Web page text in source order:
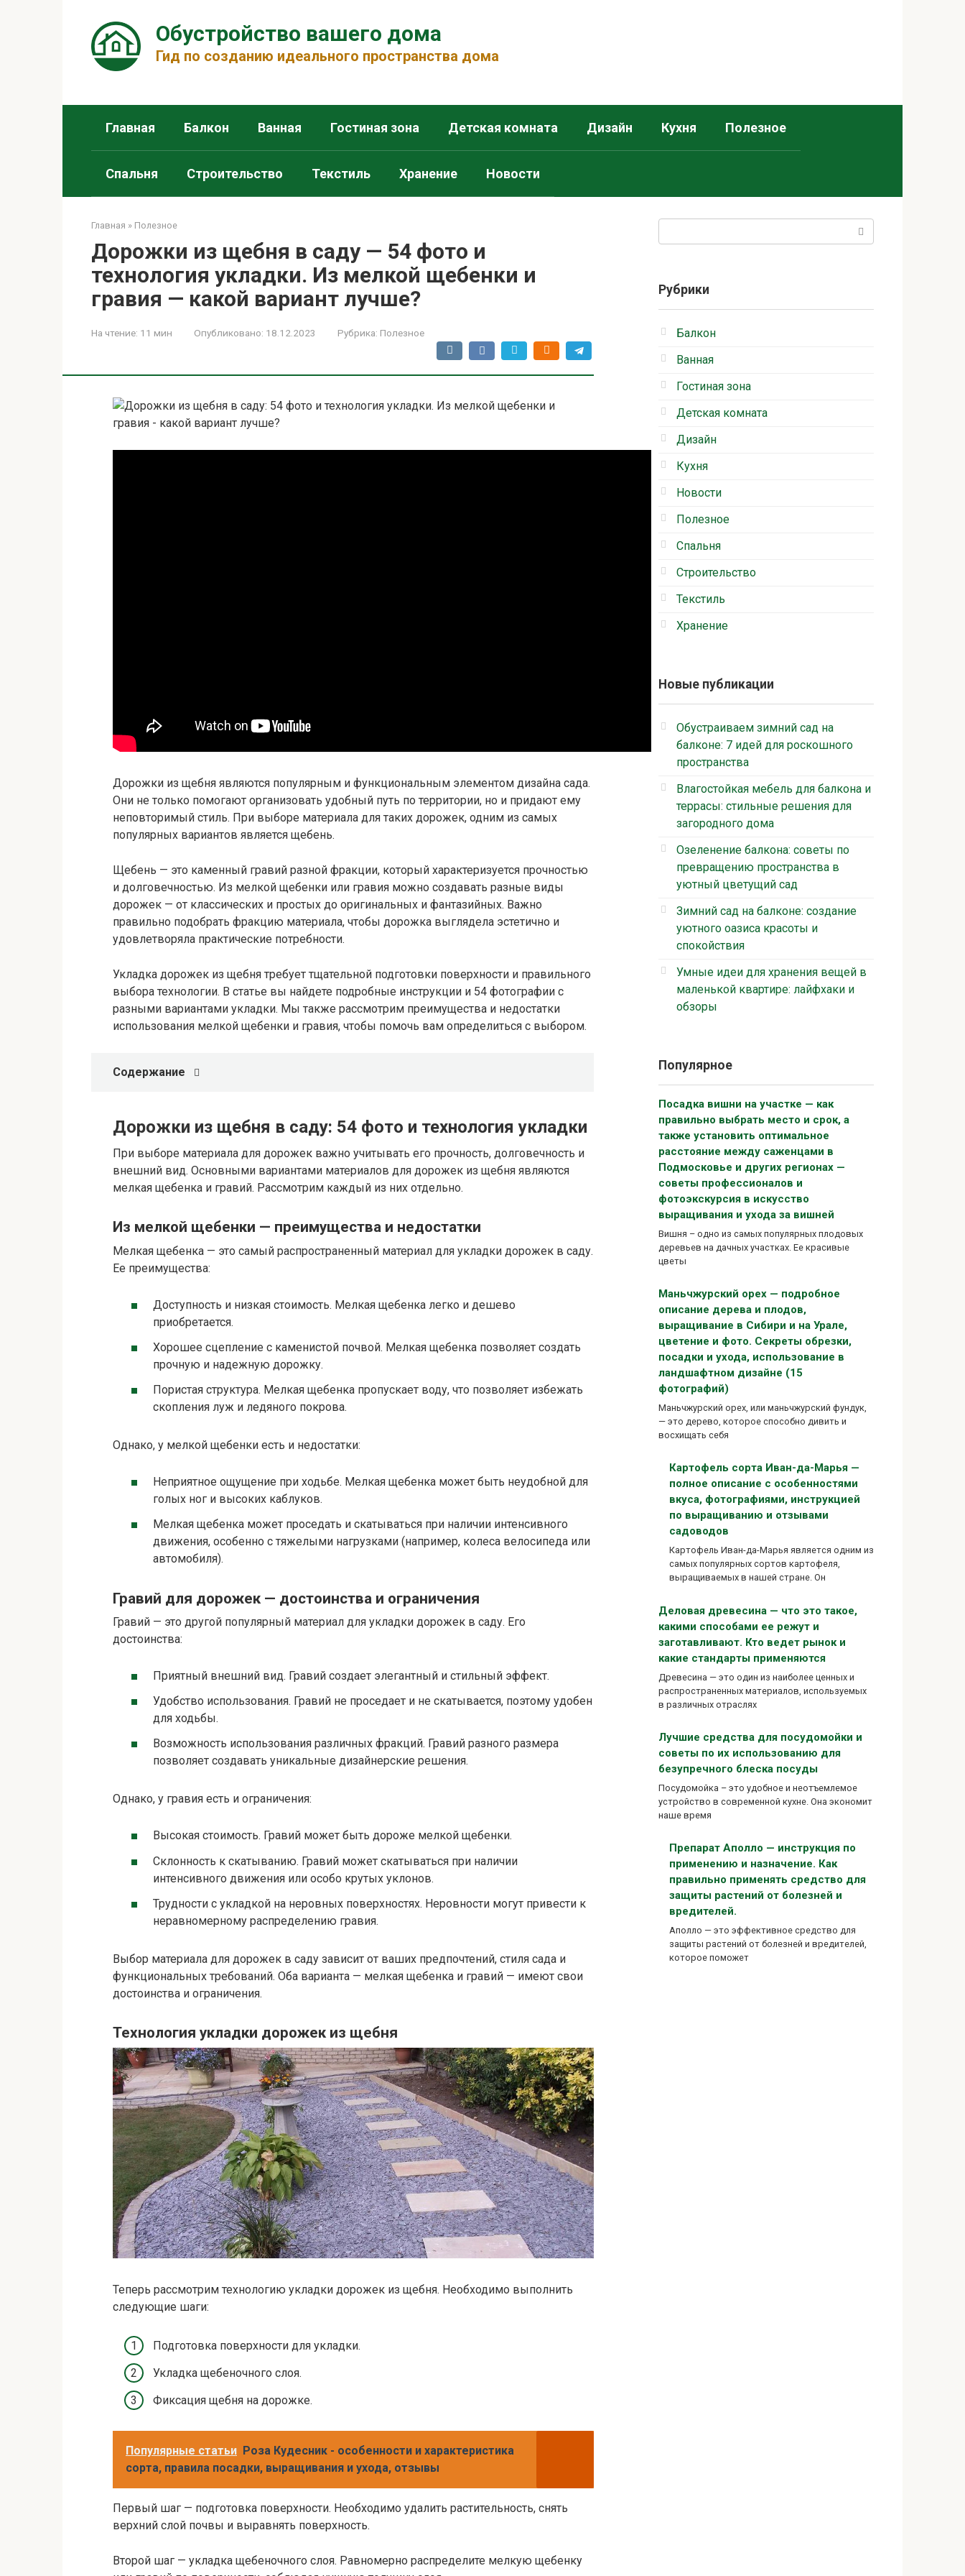
Обустройство вашего дома
Гид по созданию идеального пространства дома
Главная Балкон Ванная Гостиная зона Детская комната Дизайн Кухня Полезное
Спальня Строительство Текстиль Хранение Новости
Главная » Полезное
Дорожки из щебня в саду — 54 фото и
технология укладки. Из мелкой щебенки и
гравия — какой вариант лучше?
На чтение: 11 мин Опубликовано: 18.12.2023 Рубрика: Полезное
Дорожки из щебня являются популярным и функциональным элементом дизайна сада.
Они не только помогают организовать удобный путь по территории, но и придают ему
неповторимый стиль. При выборе материала для таких дорожек, одним из самых
популярных вариантов является щебень.
Щебень — это каменный гравий разной фракции, который характеризуется прочностью
и долговечностью. Из мелкой щебенки или гравия можно создавать разные виды
дорожек — от классических и простых до оригинальных и фантазийных. Важно
правильно подобрать фракцию материала, чтобы дорожка выглядела эстетично и
удовлетворяла практические потребности.
Укладка дорожек из щебня требует тщательной подготовки поверхности и правильного
выбора технологии. В статье вы найдете подробные инструкции и 54 фотографии с
разными вариантами укладки. Мы также рассмотрим преимущества и недостатки
использования мелкой щебенки и гравия, чтобы помочь вам определиться с выбором.
Содержание
Дорожки из щебня в саду: 54 фото и технология укладки
При выборе материала для дорожек важно учитывать его прочность, долговечность и
внешний вид. Основными вариантами материалов для дорожек из щебня являются
мелкая щебенка и гравий. Рассмотрим каждый из них отдельно.
Из мелкой щебенки — преимущества и недостатки
Мелкая щебенка — это самый распространенный материал для укладки дорожек в саду.
Ее преимущества:
Доступность и низкая стоимость. Мелкая щебенка легко и дешево
приобретается.
Хорошее сцепление с каменистой почвой. Мелкая щебенка позволяет создать
прочную и надежную дорожку.
Пористая структура. Мелкая щебенка пропускает воду, что позволяет избежать
скопления луж и ледяного покрова.
Однако, у мелкой щебенки есть и недостатки:
Неприятное ощущение при ходьбе. Мелкая щебенка может быть неудобной для
голых ног и высоких каблуков.
Мелкая щебенка может проседать и скатываться при наличии интенсивного
движения, особенно с тяжелыми нагрузками (например, колеса велосипеда или
автомобиля).
Гравий для дорожек — достоинства и ограничения
Гравий — это другой популярный материал для укладки дорожек в саду. Его
достоинства:
Приятный внешний вид. Гравий создает элегантный и стильный эффект.
Удобство использования. Гравий не проседает и не скатывается, поэтому удобен
для ходьбы.
Возможность использования различных фракций. Гравий разного размера
позволяет создавать уникальные дизайнерские решения.
Однако, у гравия есть и ограничения:
Высокая стоимость. Гравий может быть дороже мелкой щебенки.
Склонность к скатыванию. Гравий может скатываться при наличии
интенсивного движения или особо крутых уклонов.
Трудности с укладкой на неровных поверхностях. Неровности могут привести к
неравномерному распределению гравия.
Выбор материала для дорожек в саду зависит от ваших предпочтений, стиля сада и
функциональных требований. Оба варианта — мелкая щебенка и гравий — имеют свои
достоинства и ограничения.
Технология укладки дорожек из щебня
Теперь рассмотрим технологию укладки дорожек из щебня. Необходимо выполнить
следующие шаги:
Подготовка поверхности для укладки.
Укладка щебеночного слоя.
Фиксация щебня на дорожке.
Популярные статьи Роза Кудесник - особенности и характеристика
сорта, правила посадки, выращивания и ухода, отзывы
Первый шаг — подготовка поверхности. Необходимо удалить растительность, снять
верхний слой почвы и выравнять поверхность.
Второй шаг — укладка щебеночного слоя. Равномерно распределите мелкую щебенку
Рубрики
Балкон
Ванная
Гостиная зона
Детская комната
Дизайн
Кухня
Новости
Полезное
Спальня
Строительство
Текстиль
Хранение
Новые публикации
Обустраиваем зимний сад на
балконе: 7 идей для роскошного
пространства
Влагостойкая мебель для балкона и
террасы: стильные решения для
загородного дома
Озеленение балкона: советы по
превращению пространства в
уютный цветущий сад
Зимний сад на балконе: создание
уютного оазиса красоты и
спокойствия
Умные идеи для хранения вещей в
маленькой квартире: лайфхаки и
обзоры
Популярное
Посадка вишни на участке — как
правильно выбрать место и срок, а
также установить оптимальное
расстояние между саженцами в
Подмосковье и других регионах —
советы профессионалов и
фотоэкскурсия в искусство
выращивания и ухода за вишней
Вишня – одно из самых популярных плодовых
деревьев на дачных участках. Ее красивые
цветы
Маньчжурский орех — подробное
описание дерева и плодов,
выращивание в Сибири и на Урале,
цветение и фото. Секреты обрезки,
посадки и ухода, использование в
ландшафтном дизайне (15
фотографий)
Маньчжурский орех, или маньчжурский фундук,
— это дерево, которое способно дивить и
восхищать себя
Картофель сорта Иван-да-Марья —
полное описание с особенностями
вкуса, фотографиями, инструкцией
по выращиванию и отзывами
садоводов
Картофель Иван-да-Марья является одним из
самых популярных сортов картофеля,
выращиваемых в нашей стране. Он
Деловая древесина — что это такое,
какими способами ее режут и
заготавливают. Кто ведет рынок и
какие стандарты применяются
Древесина — это один из наиболее ценных и
распространенных материалов, используемых
в различных отраслях
Лучшие средства для посудомойки и
советы по их использованию для
безупречного блеска посуды
Посудомойка – это удобное и неотъемлемое
устройство в современной кухне. Она экономит
наше время
Препарат Аполло — инструкция по
применению и назначение. Как
правильно применять средство для
защиты растений от болезней и
вредителей.
Аполло — это эффективное средство для
защиты растений от болезней и вредителей,
которое поможет